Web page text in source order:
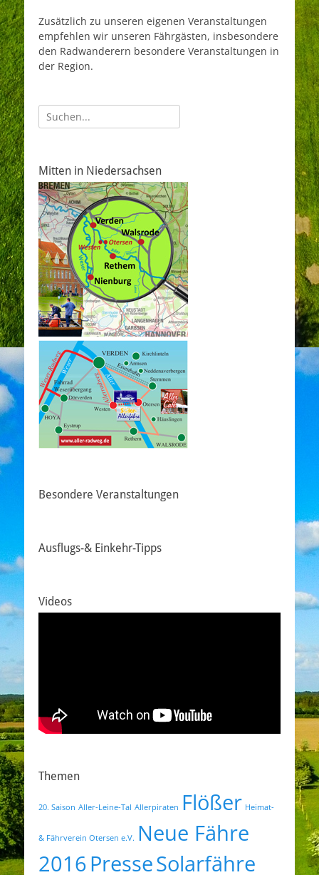
Zusätzlich zu unseren eigenen Veranstaltungen
empfehlen wir unseren Fährgästen, insbesondere
den Radwanderern besondere Veranstaltungen in
der Region.
Suche
nach:
Mitten in Niedersachsen
Besondere Veranstaltungen
Ausflugs-& Einkehr-Tipps
Videos
Themen
20. Saison Aller-Leine-Tal Allerpiraten Flößer Heimat-
& Fährverein Otersen e.V. Neue Fähre
2016PresseSolarfähre